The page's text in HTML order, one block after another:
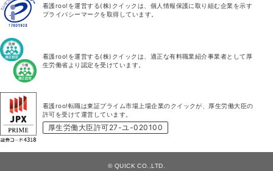
看護roo!を運営する(株)クイックは、個人情報保護に取り組む企業を示す
プライバシーマークを取得しています。
看護roo!を運営する(株)クイックは、適正な有料職業紹介事業者として厚
生労働省より認定を受けています。
看護roo!転職は東証プライム市場上場企業のクイックが、厚生労働大臣の
許可を受けて運営しています。
厚生労働大臣許可27-ユ-020100
© QUICK CO.,LTD.